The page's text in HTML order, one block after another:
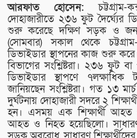
আরফাত হোসেন: চট্টগ্রাম-
দোহাজারীতে ২৩৬ ফুট দৈর্ঘ্যের
শুরু করেছে দক্ষিণ সড়ক ও
(সোমবার) সকাল থেকে
ডিভাইডার স্থাপনের কাজ শুরু
বিভাগের সংশ্লিষ্টরা। ২৩৬ ফুট
ডিভাইডার স্থাপণে
জানিয়ছেন সংশ্লিষ্টরা। গত ১৩
দুর্ঘটনায় দোহাজারী সদরে ২
হন। এসময় এক শিক্ষার্থী
আহত ও নিহত হয়েছিলো। সাধারণ